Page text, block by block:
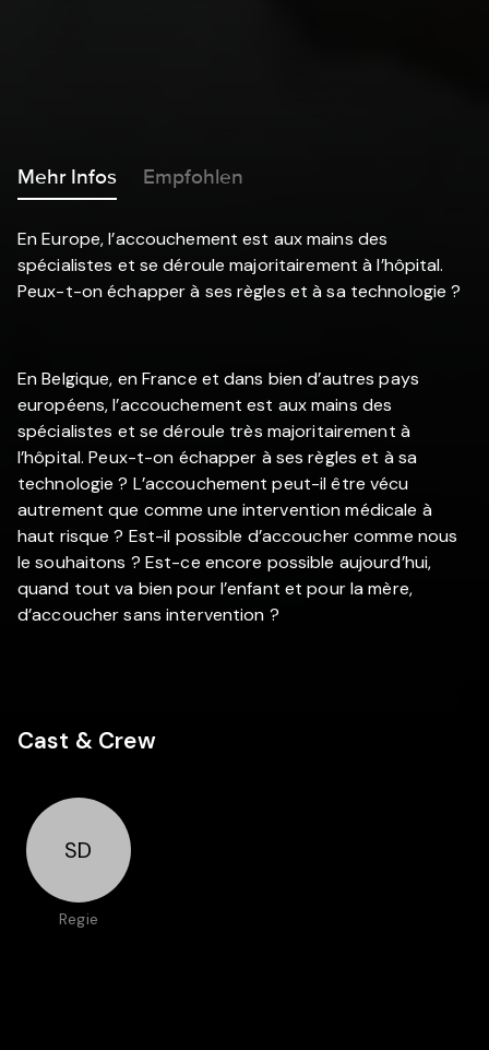
Mehr Infos Empfohlen
En Europe, l’accouchement est aux mains des
spécialistes et se déroule majoritairement à l’hôpital.
Peux-t-on échapper à ses règles et à sa technologie ?
En Belgique, en France et dans bien d’autres pays
européens, l’accouchement est aux mains des
spécialistes et se déroule très majoritairement à
l’hôpital. Peux-t-on échapper à ses règles et à sa
technologie ? L’accouchement peut-il être vécu
autrement que comme une intervention médicale à
haut risque ? Est-il possible d’accoucher comme nous
le souhaitons ? Est-ce encore possible aujourd’hui,
quand tout va bien pour l’enfant et pour la mère,
d’accoucher sans intervention ?
Cast & Crew
SD
Regie